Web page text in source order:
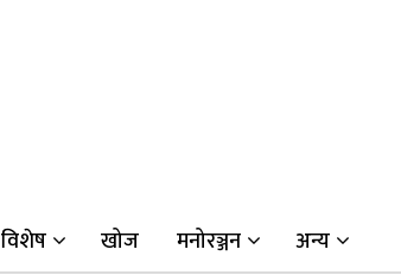
विशेष खोज मनोरञ्जन अन्य